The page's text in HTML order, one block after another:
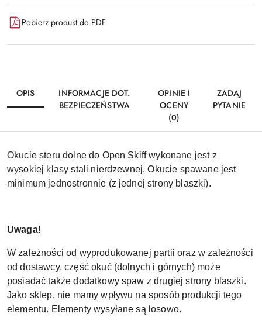
Pobierz produkt do PDF
OPIS
INFORMACJE DOT.
BEZPIECZEŃSTWA
OPINIE I
OCENY
(0)
ZADAJ
PYTANIE
Okucie steru dolne do Open Skiff wykonane jest z
wysokiej klasy stali nierdzewnej. Okucie spawane jest
minimum jednostronnie (z jednej strony blaszki).
Uwaga!
W zależności od wyprodukowanej partii oraz w zależności
od dostawcy, część okuć (dolnych i górnych) może
posiadać także dodatkowy spaw z drugiej strony blaszki.
Jako sklep, nie mamy wpływu na sposób produkcji tego
elementu. Elementy wysyłane są losowo.